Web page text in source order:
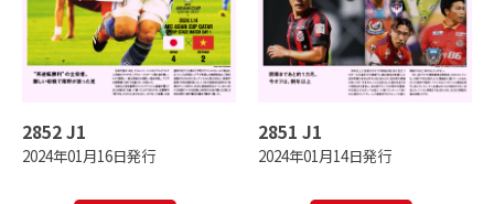
2852 J1
2024年01月16日発行
2851 J1
2024年01月14日発行